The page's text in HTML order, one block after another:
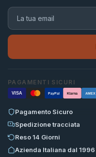
PAGAMENTI SICURI
VISA PayPal Klarna AMEX
Pagamento Sicuro
Spedizione tracciata
Reso 14 Giorni
Azienda Italiana dal 1996